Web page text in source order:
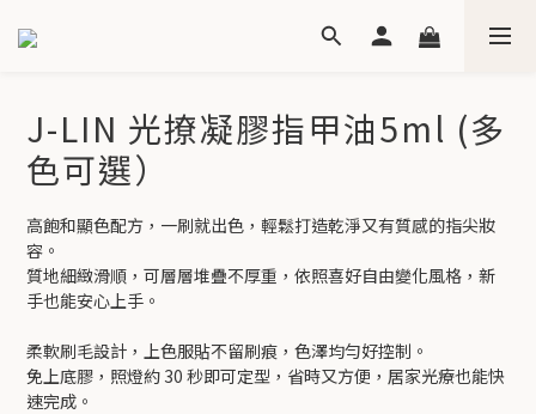
J-LIN 光撩凝膠指甲油5ml (多
色可選）
高飽和顯色配方，一刷就出色，輕鬆打造乾淨又有質感的指尖妝
容。
質地細緻滑順，可層層堆疊不厚重，依照喜好自由變化風格，新
手也能安心上手。
柔軟刷毛設計，上色服貼不留刷痕，色澤均勻好控制。
免上底膠，照燈約 30 秒即可定型，省時又方便，居家光療也能快
速完成。